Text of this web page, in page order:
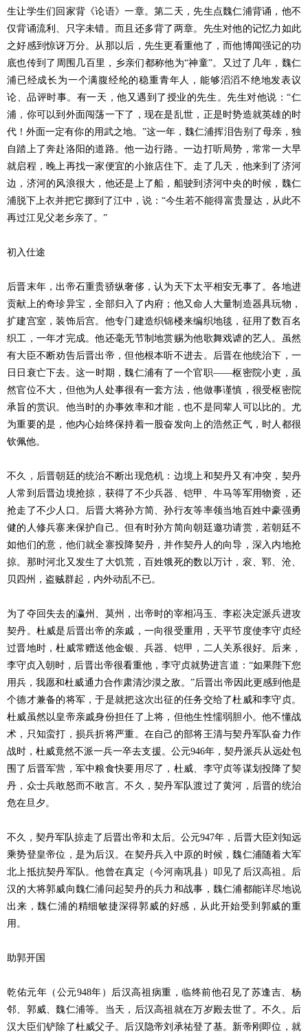
生让学生们回家背《论语》一章。第二天，先生点魏仁浦背诵，他不
仅背诵流利、只字未错。而且还多背了两章。先生对他的记忆力如此
之好感到惊讶万分。从那以后，先生更看重他了，而他博闻强记的功
底也传到了周围几百里，乡亲们都称他为“神童”。又过了几年，魏仁
浦已经成长为一个满腹经纶的稳重青年人，能够滔滔不绝地发表议
论、品评时事。有一天，他又遇到了授业的先生。先生对他说：“仁
浦，你可以到外面闯荡一下了，现在是乱世，正是时势造就英雄的时
代！外面一定有你的用武之地。”这一年，魏仁浦挥泪告别了母亲，独
自踏上了奔赴洛阳的道路。他一边行路。一边打听局势，常常一大早
就启程，晚上再找一家便宜的小旅店住下。走了几天，他来到了济河
边，济河的风浪很大，他还是上了船，船驶到济河中央的时候，魏仁
浦脱下上衣并把它掷到了江中，说：“今生若不能得富贵显达，从此不
再过江见父老乡亲了。”
初入仕途
后晋末年，出帝石重贵骄纵奢侈，认为天下太平相安无事了。各地进
贡献上的奇珍异宝，全部归入了内府；他又命人大量制造器具玩物，
扩建宫室，装饰后宫。他专门建造织锦楼来编织地毯，征用了数百名
织工，一年才完成。他还毫无节制地赏赐为他歌舞戏谑的艺人。虽然
有大臣不断劝告后晋出帝，但他根本听不进去。后晋在他统治下，一
日日衰亡下去。这一时期，魏仁浦有了一个官职——枢密院小吏，虽
然官位不大，但他为人处事很有一套方法，他做事谨慎，很受枢密院
承旨的赏识。他当时的办事效率和才能，也不是同辈人可以比的。尤
为重要的是，他内心始终保持着一股奋发向上的浩然正气，时人都很
钦佩他。
不久，后晋朝廷的统治不断出现危机：边境上和契丹又有冲突，契丹
人常到后晋边境抢掠，获得了不少兵器、铠甲、牛马等军用物资，还
抢走了不少人口。后晋大将孙方简、孙行友等率领当地百姓中豪强勇
健的人修兵寨来保护自己。但有时孙方简向朝廷邀功请赏，若朝廷不
如他们的意，他们就全寨投降契丹，并作契丹人的向导，深入内地抢
掠。那时河北又发生了大饥荒，百姓饿死的数以万计，衮、郓、沧、
贝四州，盗贼群起，内外动乱不已。
为了夺回失去的瀛州、莫州，出帝时的宰相冯玉、李崧决定派兵进攻
契丹。杜威是后晋出帝的亲戚，一向很受重用，天平节度使李守贞经
过晋地时，杜威常赠送他金银、兵器、铠甲，二人关系很好。后来，
李守贞入朝时，后晋出帝很看重他，李守贞就势进言道：“如果陛下您
用兵，我愿和杜威通力合作肃清沙漠之敌。”后晋出帝因此更感到他是
个德才兼备的将军，于是就把这次出征的任务交给了杜威和李守贞。
杜威虽然以皇帝亲戚身份担任了上将，但他生性懦弱胆小。他不懂战
术，只知蛮打，损兵折将严重。在自己的部将王清与契丹军队奋力作
战时，杜威竟然不派一兵一卒去支援。公元946年，契丹派兵从远处包
围了后晋军营，军中粮食快要用尽了，杜威、李守贞等谋划投降了契
丹，众士兵敢怒而不敢言。不久，契丹军队渡过了黄河，后晋的统治
危在旦夕。
不久，契丹军队掠走了后晋出帝和太后。公元947年，后晋大臣刘知远
乘势登皇帝位，是为后汉。在契丹兵入中原的时候，魏仁浦随着大军
北上抵抗契丹军队。他曾在真定（今河南巩县）叩见了后汉高祖。后
汉的大将郭威向魏仁浦问起契丹的兵力和战事，魏仁浦都能详尽地说
出来，魏仁浦的精细敏捷深得郭威的好感，从此开始受到郭威的重
用。
助郭开国
乾佑元年（公元948年）后汉高祖病重，临终前他召见了苏逢吉、杨
邻、郭威、魏仁浦等。当天，后汉高祖就在万岁殿去世了。不久。后
汉大臣们铲除了杜威父子。后汉隐帝刘承祐登了基。新帝刚即位，就